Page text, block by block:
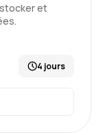
et
4 jours